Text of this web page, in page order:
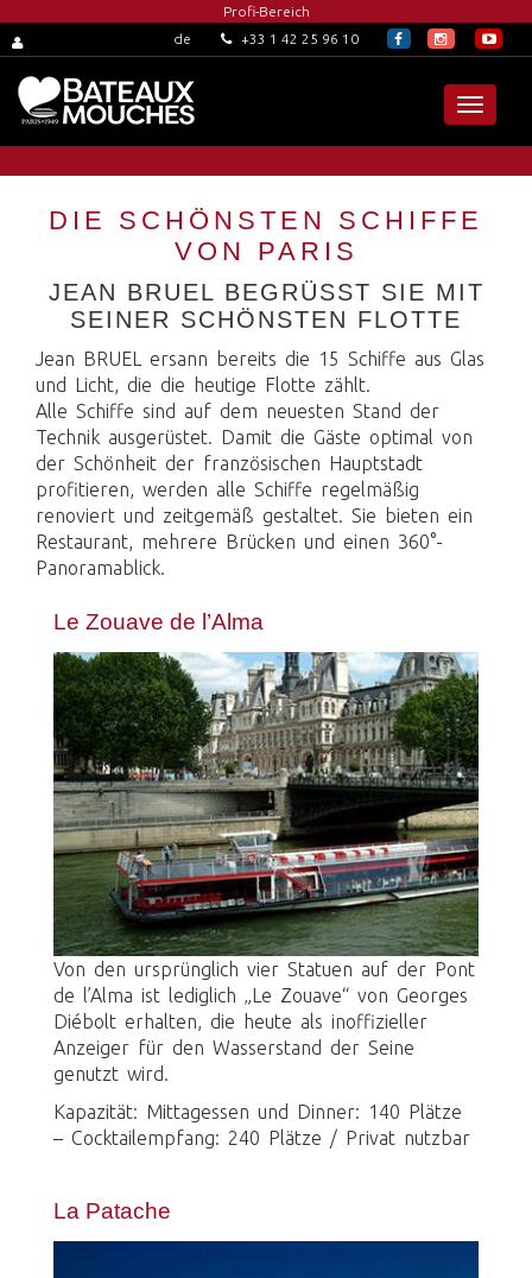
Profi-Bereich
de
+33 1 42 25 96 10
Toggle
DIE SCHÖNSTEN SCHIFFE
VON PARIS
JEAN BRUEL BEGRÜSST SIE MIT S
EINER SCHÖNSTEN FLOTTE
Jean BRUEL ersann bereits die 15 Schiffe aus Glas
und Licht, die die heutige Flotte zählt.
Alle Schiffe sind auf dem neuesten Stand der
Technik ausgerüstet. Damit die Gäste optimal von
der Schönheit der französischen Hauptstadt
profitieren, werden alle Schiffe regelmäßig
renoviert und zeitgemäß gestaltet. Sie bieten ein
Restaurant, mehrere Brücken und einen 360°-
Panoramablick.
Le Zouave de l’Alma
Von den ursprünglich vier Statuen auf der Pont
de l’Alma ist lediglich „Le Zouave“ von Georges
Diébolt erhalten, die heute als inoffizieller
Anzeiger für den Wasserstand der Seine
genutzt wird.
Kapazität: Mittagessen und Dinner: 140 Plätze
– Cocktailempfang: 240 Plätze / Privat nutzbar
La Patache